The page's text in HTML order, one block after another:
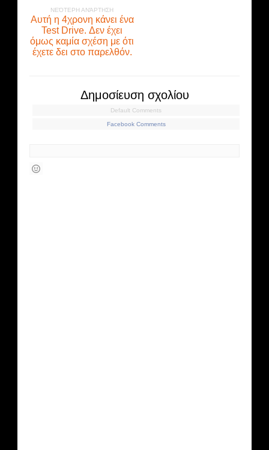
ΝΕΌΤΕΡΗ ΑΝΆΡΤΗΣΗ
Αυτή η 4χρονη κάνει ένα
Test Drive. Δεν έχει
όμως καμία σχέση με ότι
έχετε δει στο παρελθόν.
Δημοσίευση σχολίου
Default Comments
Facebook Comments